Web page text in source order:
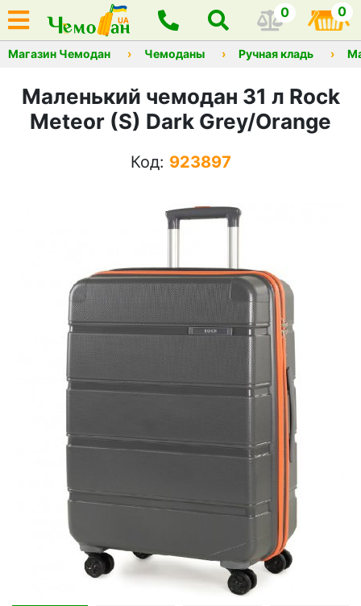
0 0
Магазин Чемодан Чемоданы Ручная кладь
Маленький чемодан 31 л Rock
Meteor (S) Dark Grey/Orange
Код: 923897